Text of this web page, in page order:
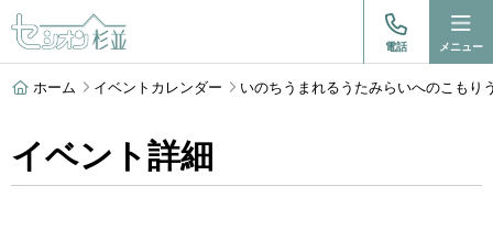
電話 メニュー
ホーム イベントカレンダー いのちうまれるうたみらいへのこもり
イベント詳細